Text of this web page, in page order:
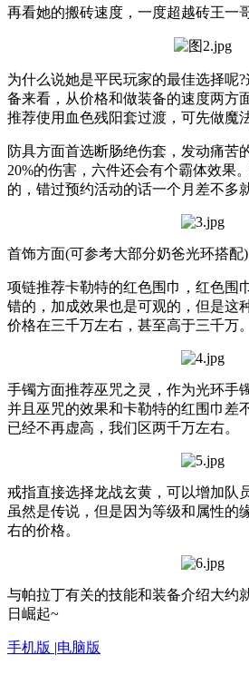
再看她的搬砖速度，一度超越砖王一
为什么说她是平民玩家的最佳选择呢
备来看，从价格和做装备的速度两方
推荐使用血色残阳套过渡，可先做魔
防具方面首选断肠绝伤套，发动痛苦
20%的伤害，六件还会有个霸体效果
的，错过预约活动的话一个月差不多
首饰方面(可参考大部分奶爸光环搭配)
项链推荐卡勒特的红色围巾，红色围
错的，加成效果也是可观的，但是这
价格在三千万左右，甚至高于三千万。
手镯方面推荐巫咒之灵，作为光环手
并且巫咒的效果和卡勒特的红围巾差
已经不再虚高，我们区两千万左右。
戒指直接选择龙战玄黄，可以增加队
虽然是传说，但是因为等级和属性的
右的价格。
与帕拉丁有关的技能和装备介绍大约
日崛起~
手机版 |电脑版